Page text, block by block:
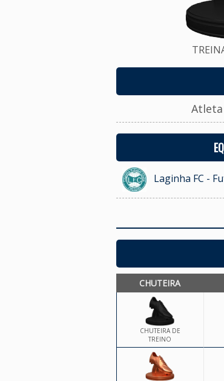
Laginha FC -
CHUTEIRA
CHUTEIRA DE
TREINO